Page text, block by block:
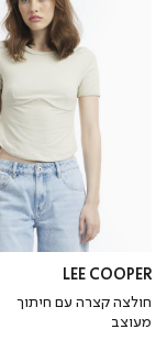
LEE COOPER
חולצה קצרה עם חיתוך
מעוצב